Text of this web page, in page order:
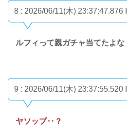
8 : 2026/06/11(木) 23:37:47.876
ルフィって親ガチャ当てたよな
9 : 2026/06/11(木) 23:37:55.520
ヤソップ‥？